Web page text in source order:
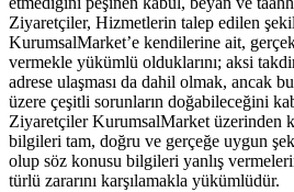
Ziyaretçiler, Hizmetlerin talep edilen
KurumsalMarket’e kendilerine ait,
vermekle yükümlü olduklarını; aksi
adrese ulaşması da dahil olmak, ancak
üzere çeşitli sorunların doğabileceğini
Ziyaretçiler KurumsalMarket üzerinden
bilgileri tam, doğru ve gerçeğe uygun
olup söz konusu bilgileri yanlış
türlü zararını karşılamakla yükümlüdür.